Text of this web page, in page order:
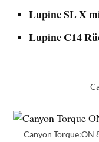
Lupine SL X
Lupine C14
Canyon Torque:ON